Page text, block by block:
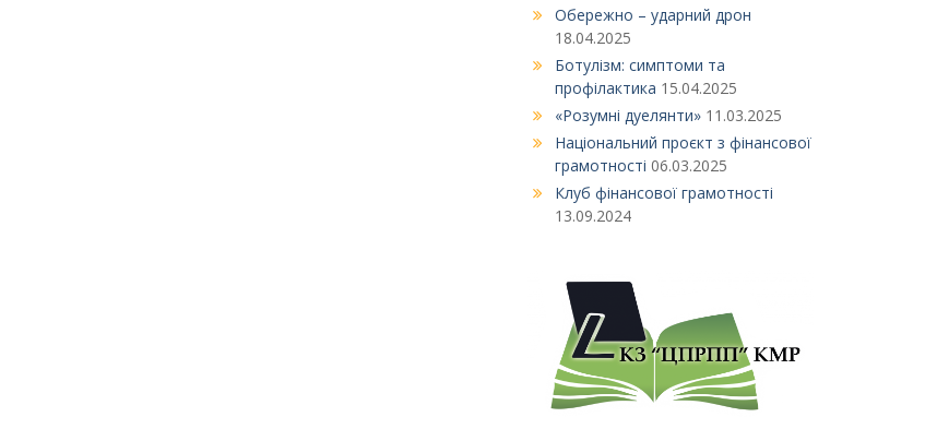
Обережно – ударний дрон
18.04.2025
Ботулізм: симптоми та
профілактика 15.04.2025
«Розумні дуелянти» 11.03.2025
Національний проєкт з фінансової
грамотності 06.03.2025
Клуб фінансової грамотності
13.09.2024